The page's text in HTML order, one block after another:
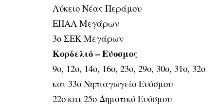
Λύκειο Νέας Περάμου
ΕΠΑΛ Μεγάρων
3ο ΣΕΚ Μεγάρων
Κορδελιό – Εύοσμος
9ο, 12ο, 14ο, 16ο, 23ο, 29ο, 30ο, 31ο, 32ο
και 33ο Νηπιαγωγείο Ευόσμου
22ο και 25ο Δημοτικό Ευόσμου